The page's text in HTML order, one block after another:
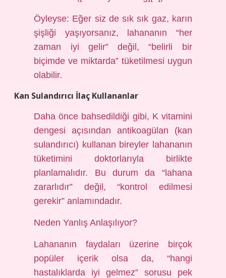
Öyleyse: Eğer siz de sık sık gaz, karın
şişliği yaşıyorsanız, lahananın “her
zaman iyi gelir” değil, “belirli bir
biçimde ve miktarda” tüketilmesi uygun
olabilir.
Kan Sulandırıcı İlaç Kullananlar
Daha önce bahsedildiği gibi, K vitamini
dengesi açısından antikoagülan (kan
sulandırıcı) kullanan bireyler lahananın
tüketimini doktorlarıyla birlikte
planlamalıdır. Bu durum da “lahana
zararlıdır” değil, “kontrol edilmesi
gerekir” anlamındadır.
Neden Yanlış Anlaşılıyor?
Lahananın faydaları üzerine birçok
popüler içerik olsa da, “hangi
hastalıklarda iyi gelmez” sorusu pek